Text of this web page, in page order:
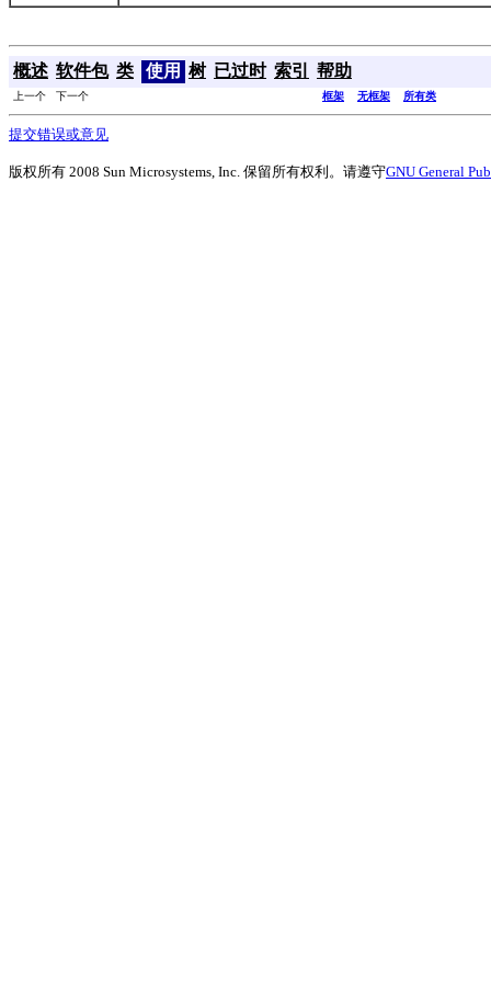
概述 软件包 类 使用 树 已过时 索引 帮助
上一个 下一个 框架 无框架 所有类
提交错误或意见
版权所有 2008 Sun Microsystems, Inc. 保留所有权利。请遵守GNU General